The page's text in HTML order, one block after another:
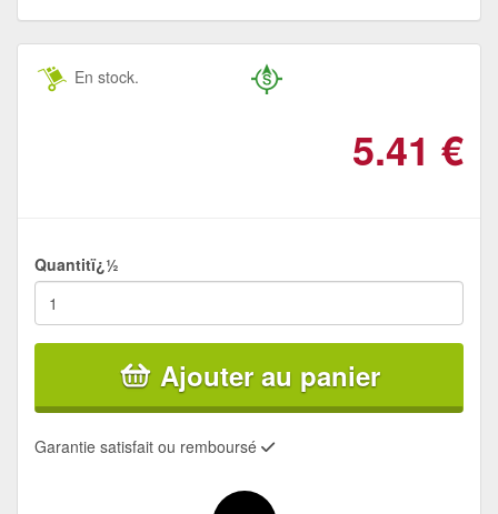
En stock.
5.41 €
Quantitï¿½
Ajouter au panier
Garantie satisfait ou remboursé